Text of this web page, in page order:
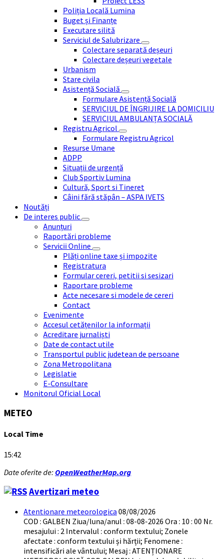
Poliția Locală Lumina
Buget și Finanțe
Executare silită
Serviciul de Salubrizare
Colectare separată deșeuri
Colectare deșeuri vegetale
Urbanism
Stare civila
Asistență Socială
Formulare Asistență Socială
SERVICIUL DE ÎNGRIJIRE LA DOMICILIU
SERVICIUL AMBULANȚA SOCIALĂ
Registru Agricol
Formulare Registru Agricol
Resurse Umane
ADPP
Situații de urgență
Club Sportiv Lumina
Cultură, Sport si Tineret
Câini fără stăpân – ASPA IVETS
Noutăți
De interes public
Anunțuri
Raportări probleme
Servicii Online
Plăți online taxe și impozite
Registratura
Formular cereri, petitii si sesizari
Raportare probleme
Acte necesare si modele de cereri
Contact
Evenimente
Accesul cetățenilor la informații
Acreditare jurnaliști
Date de contact utile
Transportul public judetean de persoane
Zona Metropolitana
Legislatie
E-Consultare
Monitorul Oficial Local
METEO
Local Time
15:42
Date oferite de: OpenWeatherMap.org
Avertizari meteo
Atentionare meteorologica 08/08/2026
COD : GALBEN Ziua/luna/anul : 08-08-2026 Ora : 10 : 00 Nr.
mesajului : 2 Intervalul : conform textului; Zonele
afectate : conform textului și hărții; Fenomene :
intensificări ale vântului; Mesaj : ATENȚIONARE